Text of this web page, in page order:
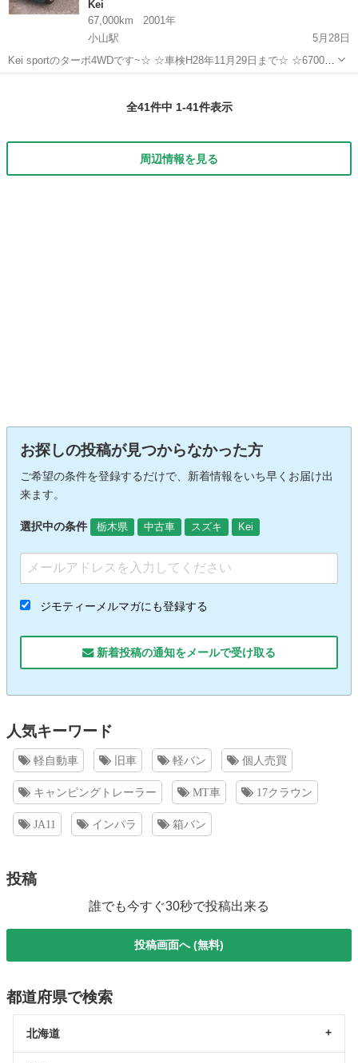
Kei
67,000km
2001年
小山駅
5月28日
Kei sportのターボ4WDです~☆ ☆車検H28年11月29日まで☆ ☆67000
キロ実走行☆ ☆禁煙車☆ エンジン、ターボ、ミッション、ブレーキ、
全41件中 1-41件表示
周辺情報を見る
お探しの投稿が見つからなかった方
ご希望の条件を登録するだけで、新着情報をいち早くお届け出
来ます。
選択中の条件 栃木県 中古車 スズキ Kei
ジモティーメルマガにも登録する
新着投稿の通知をメールで受け取る
人気キーワード
軽自動車 旧車 軽バン 個人売買
キャンピングトレーラー MT車 17クラウン
JA11 インパラ 箱バン
投稿
誰でも今すぐ30秒で投稿出来る
投稿画面へ (無料)
都道府県で検索
北海道